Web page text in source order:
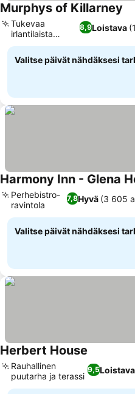
Murphys of Killarney
8,9Loistava
Tukevaa
irlantilaista
ruokaa
Valitse päivät nähdäksesi
Harmony Inn - Glena
7,8Hyvä (3 605
Perhebistro-
ravintola
Valitse päivät nähdäksesi
Herbert House
9,5Loistava
Rauhallinen
puutarha ja terassi